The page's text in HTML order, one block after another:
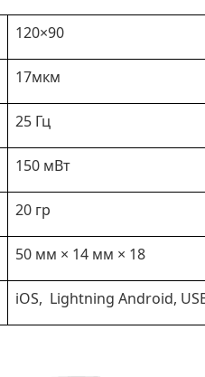
120×90
17мкм
25 Гц
150 мВт
20 гр
50 мм × 14 мм × 18
iOS, Lightning Android,